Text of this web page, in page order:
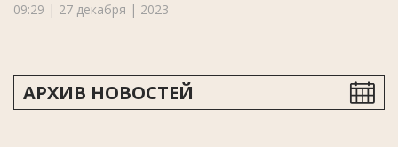
09:29 | 27 декабря | 2023
АРХИВ НОВОСТЕЙ